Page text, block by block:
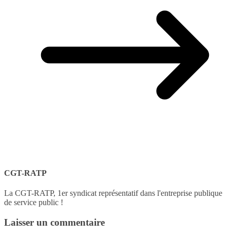
CGT-RATP
La CGT-RATP, 1er syndicat représentatif dans l'entreprise publique
de service public !
Laisser un commentaire